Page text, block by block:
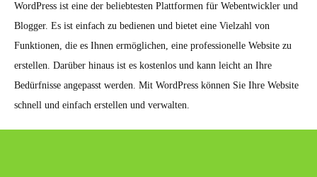
WordPress ist eine der beliebtesten Plattformen für Webentwickler und
Blogger. Es ist einfach zu bedienen und bietet eine Vielzahl von
Funktionen, die es Ihnen ermöglichen, eine professionelle Website zu
erstellen. Darüber hinaus ist es kostenlos und kann leicht an Ihre
Bedürfnisse angepasst werden. Mit WordPress können Sie Ihre Website
schnell und einfach erstellen und verwalten.